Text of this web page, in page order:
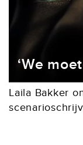
‘We
Laila Bakker